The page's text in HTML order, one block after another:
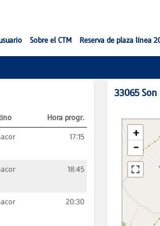
Sobre el CTM Reserva de plaza línea
Hora progr.
17:15
18:45
20:30
33065 Son